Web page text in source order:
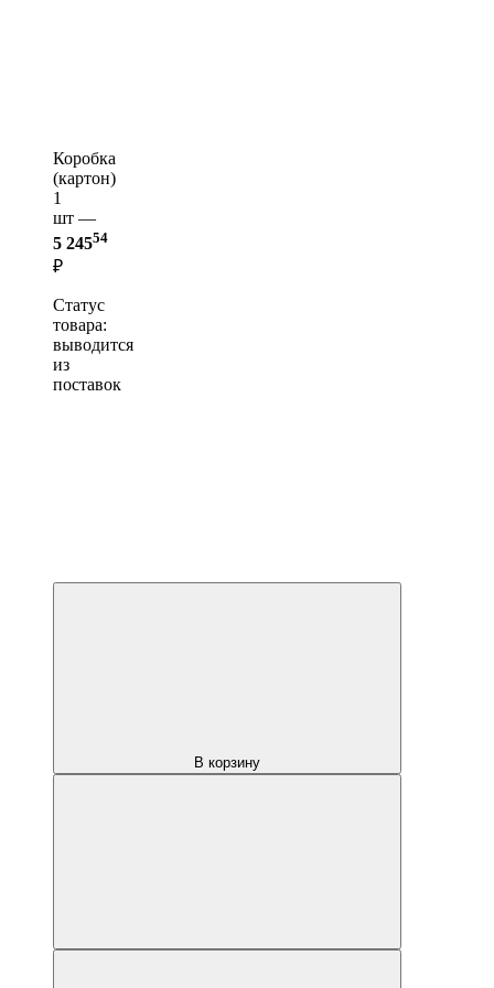
Коробка
(картон)
1
шт —
5 24554
₽
Статус
товара:
выводится
из
поставок
В корзину